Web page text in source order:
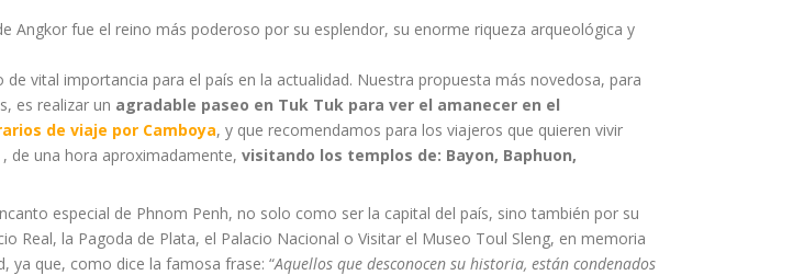
Angkor fue el reino más poderoso por su esplendor, su enorme riqueza arqueológica y
vital importancia para el país en la actualidad. Nuestra propuesta más novedosa, para
es realizar un agradable paseo en Tuk Tuk para ver el amanecer en el
de viaje por Camboya, y que recomendamos para los viajeros que quieren vivir
, de una hora aproximadamente, visitando los templos de: Bayon, Baphuon,
especial de Phnom Penh, no solo como ser la capital del país, sino también por su
Real, la Pagoda de Plata, el Palacio Nacional o Visitar el Museo Toul Sleng, en memoria
ya que, como dice la famosa frase: “Aquellos que desconocen su historia, están condenados